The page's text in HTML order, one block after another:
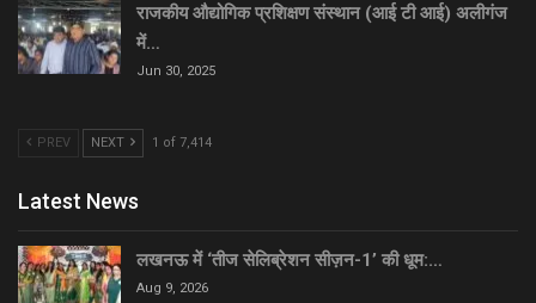
राजकीय औद्योगिक प्रशिक्षण संस्थान (आई टी आई) अलीगंज
में…
Jun 30, 2025
PREV NEXT 1 of 7,414
Latest News
लखनऊ में ‘तीज सेलिब्रेशन सीज़न-1’ की धूम:…
Aug 9, 2026